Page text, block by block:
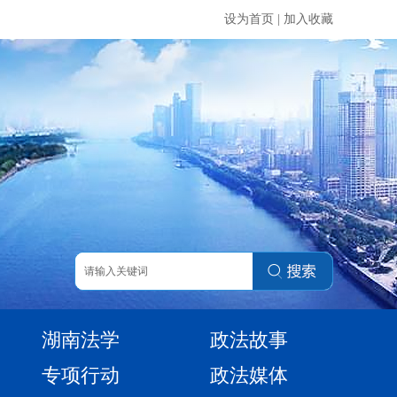
设为首页 加入收藏
湖南法学
政法故事
专项行动
政法媒体